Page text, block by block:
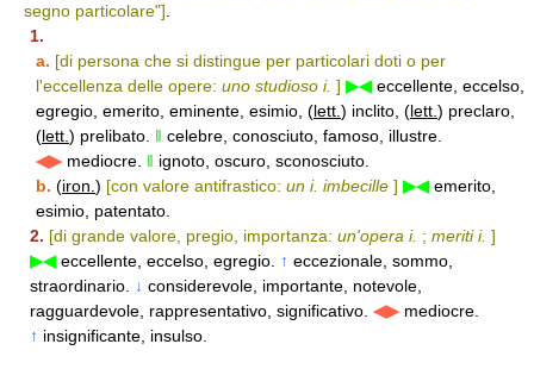
segno particolare"]
1.
a. [di persona che si distingue per particolari doti o per
l'eccellenza delle opere: uno studioso i. ] ▶◀eccellente, eccelso,
egregio, emerito, eminente, esimio, (lett. ) inclito, (lett. ) preclaro,
(lett. ) prelibato. ‖ celebre, conosciuto, famoso, illustre.
◀▶mediocre. ‖ ignoto, oscuro, sconosciuto.
b. (iron. ) [con valore antifrastico: un i. imbecille ] ▶◀emerito,
esimio, patentato.
2. [di grande valore, pregio, importanza: un'opera i. ; meriti i. ]
▶◀eccellente, eccelso, egregio. ↑ eccezionale, sommo,
straordinario.
↓ considerevole, importante, notevole,
ragguardevole, rappresentativo, significativo. ◀▶mediocre.
↑ insignificante, insulso.